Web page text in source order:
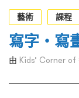
EN
藝術
課程
寫字‧寫
由 Kids’ Corner